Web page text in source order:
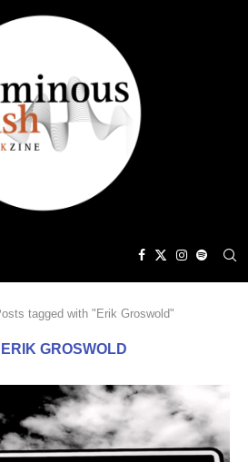
tagged with "Erik Groswold"
ERIK GROSWOLD